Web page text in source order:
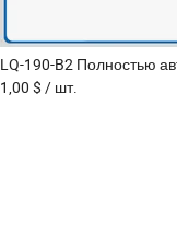
1,00 $ / шт.